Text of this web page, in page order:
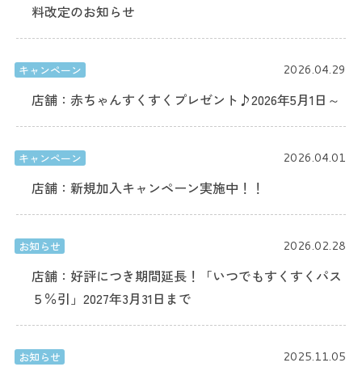
料改定のお知らせ
キャンペーン 2026.04.29
店舗：赤ちゃんすくすくプレゼント♪2026年5月1日～
キャンペーン 2026.04.01
店舗：新規加入キャンペーン実施中！！
お知らせ 2026.02.28
店舗：好評につき期間延長！「いつでもすくすくパス
５％引」2027年3月31日まで
お知らせ 2025.11.05